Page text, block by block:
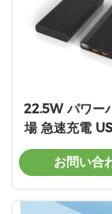
22.5W パワー
場 急速充電
プC出
お問い合